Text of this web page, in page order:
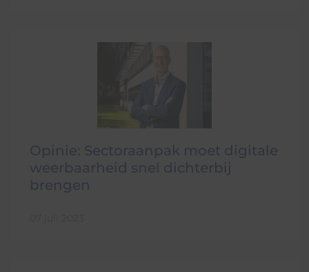
Opinie: Sectoraanpak moet digitale
weerbaarheid snel dichterbij
brengen